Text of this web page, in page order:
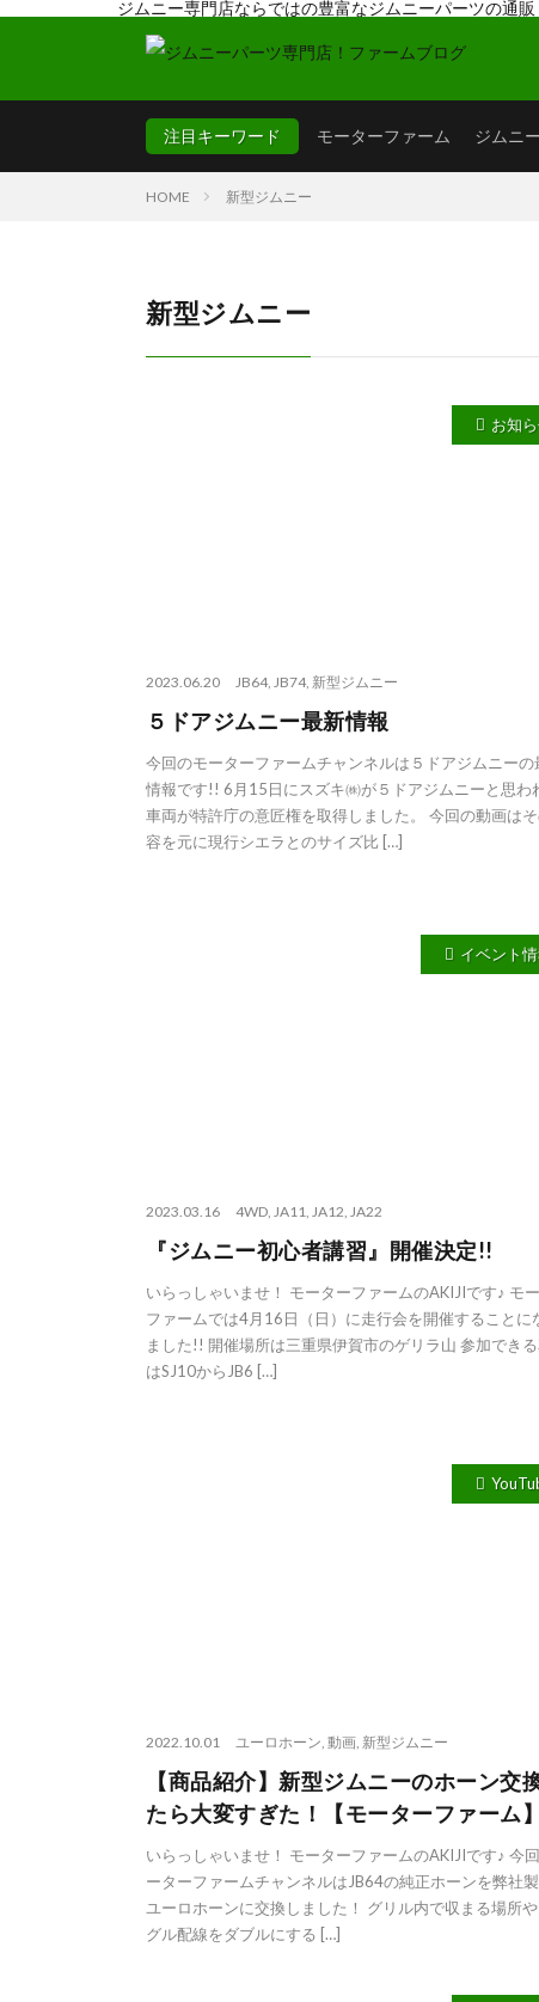
ジムニー専門店ならではの豊富なジムニーパーツの
ジムニー専門店ならではの豊富なジムニー パーツの新
注目キーワード モーターファーム ジムニー
HOME 新型ジムニー
新型ジムニー
お知
2023.06.20 JB64, JB74, 新型ジムニー
５ドアジムニー最新情報
今回のモーターファームチャンネルは５ドアジムニーの
情報です!! 6月15日にスズキ㈱が５ドアジムニーと思わ
車両が特許庁の意匠権を取得しました。 今回の動画は
容を元に現行シエラとのサイズ比 […]
イベント
2023.03.16 4WD, JA11, JA12, JA22
『ジムニー初心者講習』開催決定!!
いらっしゃいませ！ モーターファームのAKIJIです♪ モ
ファームでは4月16日（日）に走行会を開催することに
ました!! 開催場所は三重県伊賀市のゲリラ山 参加でき
はSJ10からJB6 […]
2022.10.01 ユーロホーン 動画 新型ジムニー
【商品紹介】新型ジムニーのホーン交
たら大変すぎた！【モーターファーム】
いらっしゃいませ！ モーターファームのAKIJIです♪ 今
ーターファームチャンネルはJB64の純正ホーンを弊社
ユーロホーンに交換しました！ グリル内で収まる場所
グル配線をダブルにする […]